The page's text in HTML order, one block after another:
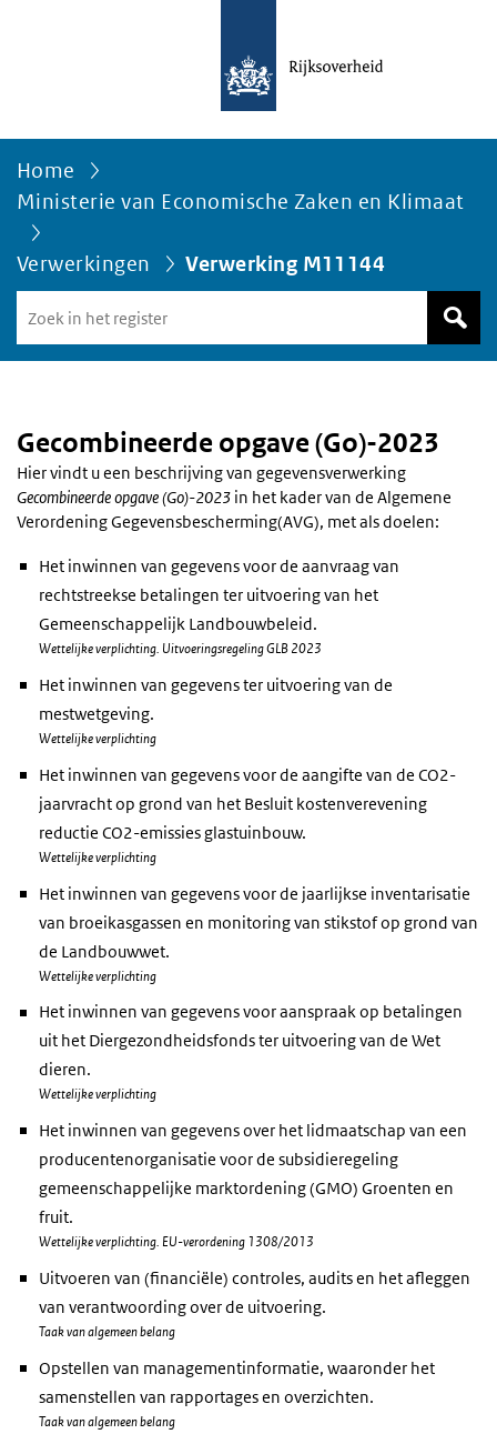
Home
Ministerie van Economische Zaken en Klimaat
Verwerkingen Verwerking M11144
in
het
Gecombineerde opgave (Go)-2023
Hier vindt u een beschrijving van gegevensverwerking
Gecombineerde opgave (Go)-2023 in het kader van de Algemene
Verordening Gegevensbescherming(AVG), met als doelen:
Het inwinnen van gegevens voor de aanvraag van
rechtstreekse betalingen ter uitvoering van het
Gemeenschappelijk Landbouwbeleid.
Wettelijke verplichting. Uitvoeringsregeling GLB 2023
Het inwinnen van gegevens ter uitvoering van de
mestwetgeving.
Wettelijke verplichting
Het inwinnen van gegevens voor de aangifte van de CO2-
jaarvracht op grond van het Besluit kostenverevening
reductie CO2-emissies glastuinbouw.
Wettelijke verplichting
Het inwinnen van gegevens voor de jaarlijkse inventarisatie
van broeikasgassen en monitoring van stikstof op grond van
de Landbouwwet.
Wettelijke verplichting
Het inwinnen van gegevens voor aanspraak op betalingen
uit het Diergezondheidsfonds ter uitvoering van de Wet
dieren.
Wettelijke verplichting
Het inwinnen van gegevens over het lidmaatschap van een
producentenorganisatie voor de subsidieregeling
gemeenschappelijke marktordening (GMO) Groenten en
fruit.
Wettelijke verplichting. EU-verordening 1308/2013
Uitvoeren van (financiële) controles, audits en het afleggen
van verantwoording over de uitvoering.
Taak van algemeen belang
Opstellen van managementinformatie, waaronder het
samenstellen van rapportages en overzichten.
Taak van algemeen belang